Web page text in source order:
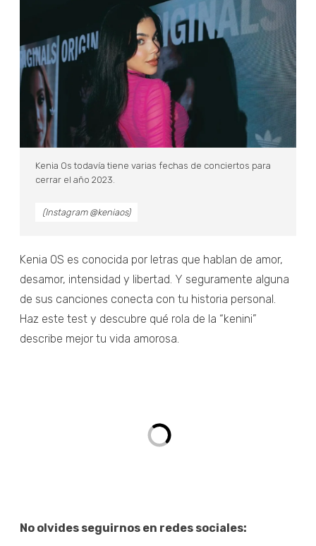
Kenia Os todavía tiene varias fechas de conciertos para
cerrar el año 2023.
(Instagram @keniaos)
Kenia OS es conocida por letras que hablan de amor,
desamor, intensidad y libertad. Y seguramente alguna
de sus canciones conecta con tu historia personal.
Haz este test y descubre qué rola de la “kenini”
describe mejor tu vida amorosa.
No olvides seguirnos en redes sociales: